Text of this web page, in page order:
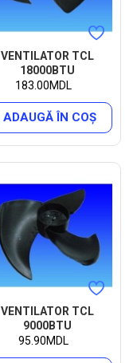
VENTILATOR TCL
18000BTU
183.00MDL
ADAUGĂ ÎN COŞ
VENTILATOR TCL
9000BTU
95.90MDL